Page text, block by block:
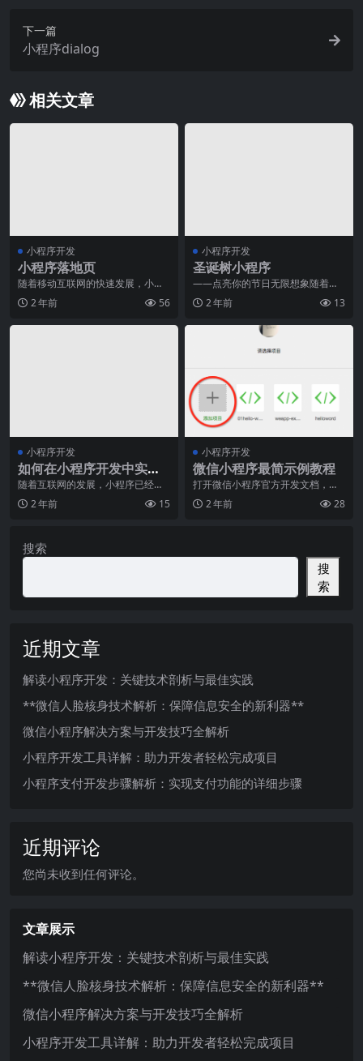
下一篇
小程序dialog
相关文章
小程序开发
小程序落地页
随着移动互联网的快速发展，小程
序成为了一种新兴的应用形式。小
程序是一种基于微信平
2 年前 56
小程序开发
圣诞树小程序
——点亮你的节日无限想象随着圣
诞佳节的临近，人们纷纷在心中编
织起温暖的愿望，想象
2 年前 13
小程序开发
如何在小程序开发中实现
“极致用户体验”？
随着互联网的发展，小程序已经成
为人们日常生活中不可或缺的一部
分。在这个信息爆炸的
2 年前 15
小程序开发
微信小程序最简示例教程
打开微信小程序官方开发文档，最
好全篇看一遍，基本上就会了。点
击文档中 工具 选项
2 年前 28
搜索
搜
索
近期文章
解读小程序开发：关键技术剖析与最佳实践
**微信人脸核身技术解析：保障信息安全的新利器**
微信小程序解决方案与开发技巧全解析
小程序开发工具详解：助力开发者轻松完成项目
小程序支付开发步骤解析：实现支付功能的详细步骤
近期评论
您尚未收到任何评论。
文章展示
解读小程序开发：关键技术剖析与最佳实践
**微信人脸核身技术解析：保障信息安全的新利器**
微信小程序解决方案与开发技巧全解析
小程序开发工具详解：助力开发者轻松完成项目